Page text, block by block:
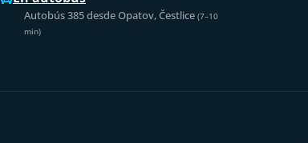
Autobús 385 desde Opatov, Čestlice (7–10
min)